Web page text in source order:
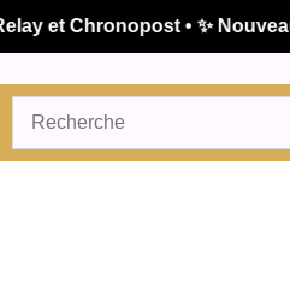
Chronopost • ✨